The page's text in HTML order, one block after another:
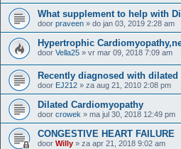
What supplement to help with
door praveen » do jan 03, 2019 2:28 am
Hypertrophic
door Vella25 » vr mar 09, 2018 7:09 am
Recently diagnosed with
door EJ212 » za aug 21, 2010 2:08 pm
Dilated Cardiomyopathy
door crowek » ma jul 30, 2018 12:49 pm
CONGESTIVE HEART FAILURE
door Willy » za apr 21, 2018 9:02 am